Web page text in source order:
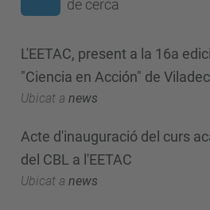
de cerca
L'EETAC, present a la 16a
"Ciencia en Acción" de
Ubicat a news
Acte d'inauguració del curs
del CBL a l'EETAC
Ubicat a news